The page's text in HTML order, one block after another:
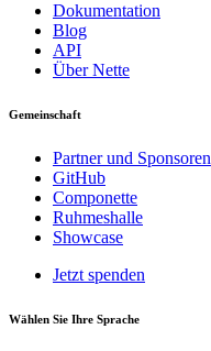
Dokumentation
Blog
API
Über Nette
Gemeinschaft
Partner und Sponsoren
GitHub
Componette
Ruhmeshalle
Showcase
Jetzt spenden
Wählen Sie Ihre Sprache